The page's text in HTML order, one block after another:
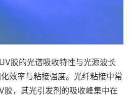
胶的光谱吸收特性与光源波长
效率与粘接强度。光纤粘接中常
胶，其光引发剂的吸收峰集中在